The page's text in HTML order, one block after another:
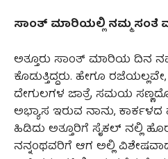
ಸಾಂತ್‌ ಮಾರಿಯಲ್ಲಿ ನಮ್ಮ ಸಂತೆ
ಅತ್ತೂರು ಸಾಂತ್‌ ಮಾರಿಯ ದಿನ
ಕೊಡುತ್ತಿದ್ದರು. ಹೇಗೂ
ದೇಗುಲಗಳ ಜಾತ್ರೆ ಸಮಯ
ಅಭ್ಯಾಸ ಇರುವ ನಾನು,
ಹಿಡಿದು ಅತ್ತೂರಿಗೆ ಸೈಕಲ್‌ ನಲ್ಲಿ
ನನ್ನಂಥವರಿಗೆ ಆಗ ಅಲ್ಲಿ